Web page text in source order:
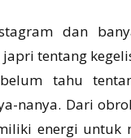
dan
tentang
tahu
nanya. Dari
energi untuk